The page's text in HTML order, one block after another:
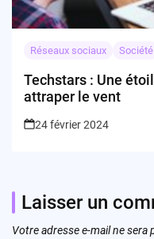
Réseaux sociaux Société
Techstars : Une
attraper le vent
24 février 2024
Laisser un
Votre adresse e-mail ne sera